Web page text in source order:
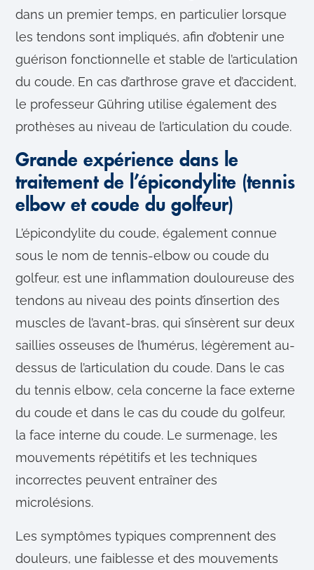
dans un premier temps, en particulier lorsque
les tendons sont impliqués, afin d’obtenir une
guérison fonctionnelle et stable de l’articulation
du coude. En cas d’arthrose grave et d’accident,
le professeur Gühring utilise également des
prothèses au niveau de l’articulation du coude.
Grande expérience dans le
traitement de l’épicondylite (tennis
elbow et coude du golfeur)
L’épicondylite du coude, également connue
sous le nom de tennis-elbow ou coude du
golfeur, est une inflammation douloureuse des
tendons au niveau des points d’insertion des
muscles de l’avant-bras, qui s’insèrent sur deux
saillies osseuses de l’humérus, légèrement au-
dessus de l’articulation du coude. Dans le cas
du tennis elbow, cela concerne la face externe
du coude et dans le cas du coude du golfeur,
la face interne du coude. Le surmenage, les
mouvements répétitifs et les techniques
incorrectes peuvent entraîner des
microlésions.
Les symptômes typiques comprennent des
douleurs, une faiblesse et des mouvements